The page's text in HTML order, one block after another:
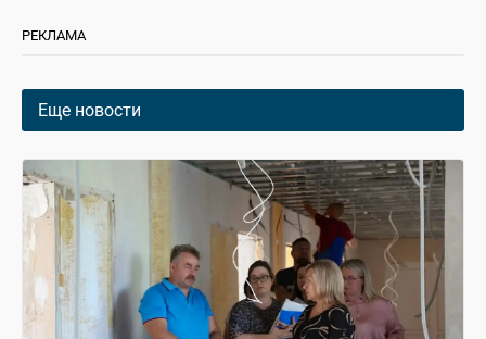
РЕКЛАМА
Еще новости